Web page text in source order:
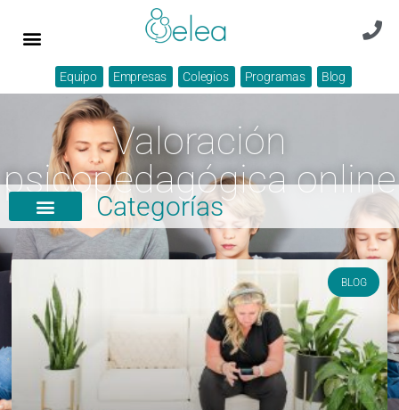
Equipo Empresas Colegios Programas Blog
Valoración
psicopedagógica online
Categorías
BLOG